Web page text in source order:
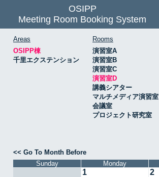
OSIPP
Meeting Room Booking System
Areas
OSIPP棟
千里エクステンション
Rooms
演習室A
演習室B
演習室C
演習室D
講義シアター
マルチメディア演習室
会議室
プロジェクト研究室
<< Go To Month Before
Sunday
Monday
1 2